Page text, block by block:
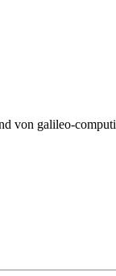
von galileo-